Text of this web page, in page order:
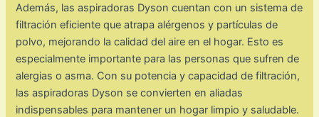
Además, las aspiradoras Dyson cuentan con un sistema de
filtración eficiente que atrapa alérgenos y partículas de
polvo, mejorando la calidad del aire en el hogar. Esto es
especialmente importante para las personas que sufren de
alergias o asma. Con su potencia y capacidad de filtración,
las aspiradoras Dyson se convierten en aliadas
indispensables para mantener un hogar limpio y saludable.